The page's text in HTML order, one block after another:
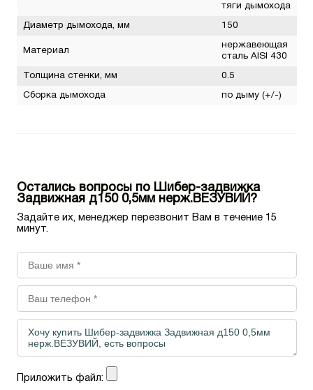
тяги дымохода
Диаметр дымохода, мм 150
Материал
нержавеющая
сталь AISI 430
Толщина стенки, мм 0.5
Сборка дымохода по дыму (+/-)
Остались вопросы по Шибер-задвижка
Задвижная д150 0,5мм нерж.ВЕЗУВИЙ?
Задайте их, менеджер перезвонит Вам в течение 15
минут.
Приложить файл: